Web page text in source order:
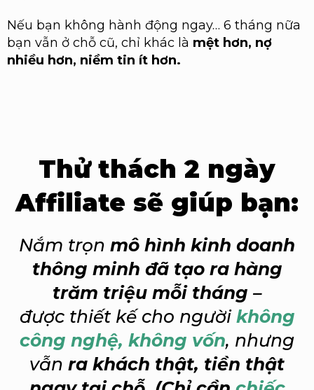
Nếu bạn không hành động ngay… 6 tháng nữa
bạn vẫn ở chỗ cũ, chỉ khác là mệt hơn, nợ
nhiều hơn, niềm tin ít hơn.
Thử thách 2 ngày
Affiliate sẽ giúp bạn:
Nắm trọn mô hình kinh doanh
thông minh đã tạo ra hàng
trăm triệu mỗi tháng –
được thiết kế cho người không
công nghệ, không vốn, nhưng
vẫn ra khách thật, tiền thật